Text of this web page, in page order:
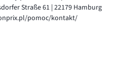
Straße 61 | 22179 Hamburg
pomoc/kontakt/